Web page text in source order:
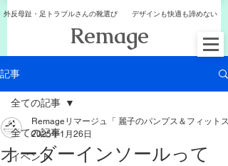
外反母趾・足トラブルさんの靴選び デザインも快適も諦めない
​Remage
記事
全ての記事
イベント
全ての記事
オーダーインソールって
Remageリマージュ「 麗子のパンプス＆フィットス
2025年1月26日